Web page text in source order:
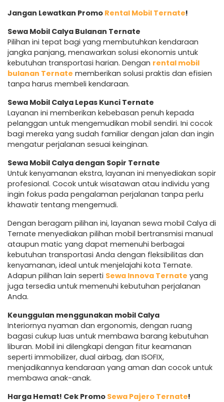
Jangan Lewatkan Promo Rental Mobil Ternate!
Sewa Mobil Calya Bulanan Ternate
Pilihan ini tepat bagi yang membutuhkan kendaraan
jangka panjang, menawarkan solusi ekonomis untuk
kebutuhan transportasi harian. Dengan rental mobil
bulanan Ternate memberikan solusi praktis dan efisien
tanpa harus membeli kendaraan.
Sewa Mobil Calya Lepas Kunci Ternate
Layanan ini memberikan kebebasan penuh kepada
pelanggan untuk mengemudikan mobil sendiri. Ini cocok
bagi mereka yang sudah familiar dengan jalan dan ingin
mengatur perjalanan sesuai keinginan.
Sewa Mobil Calya dengan Sopir Ternate
Untuk kenyamanan ekstra, layanan ini menyediakan sopir
profesional. Cocok untuk wisatawan atau individu yang
ingin fokus pada pengalaman perjalanan tanpa perlu
khawatir tentang mengemudi.
Dengan beragam pilihan ini, layanan sewa mobil Calya di
Ternate menyediakan pilihan mobil bertransmisi manual
ataupun matic yang dapat memenuhi berbagai
kebutuhan transportasi Anda dengan fleksibilitas dan
kenyamanan, ideal untuk menjelajahi kota Ternate.
Adapun pilihan lain seperti Sewa Innova Ternate yang
juga tersedia untuk memenuhi kebutuhan perjalanan
Anda.
Keunggulan menggunakan mobil Calya
Interiornya nyaman dan ergonomis, dengan ruang
bagasi cukup luas untuk membawa barang kebutuhan
liburan. Mobil ini dilengkapi dengan fitur keamanan
seperti immobilizer, dual airbag, dan ISOFIX,
menjadikannya kendaraan yang aman dan cocok untuk
membawa anak-anak.
Harga Hemat! Cek Promo Sewa Pajero Ternate!